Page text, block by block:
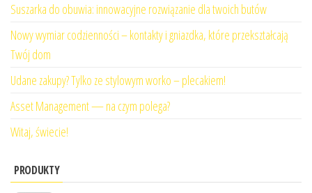
Suszarka do obuwia: innowacyjne rozwiązanie dla twoich butów
Nowy wymiar codzienności – kontakty i gniazdka, które przekształcają
Twój dom
Udane zakupy? Tylko ze stylowym worko – plecakiem!
Asset Management — na czym polega?
Witaj, świecie!
PRODUKTY